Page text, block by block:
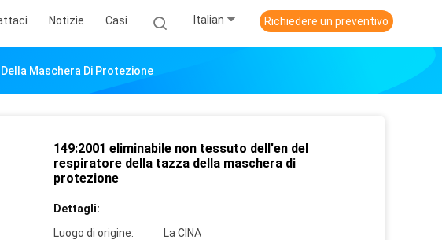
Notizie Casi Italian Richiedere un preventivo
Maschera Di Protezione
149:2001 eliminabile non tessuto dell'en del
respiratore della tazza della maschera di
protezione
Dettagli:
Luogo di origine:
La CINA